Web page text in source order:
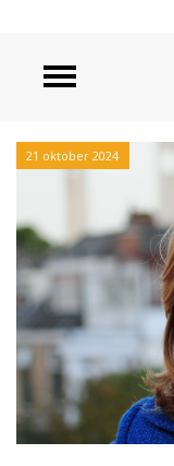
21 oktober 2024